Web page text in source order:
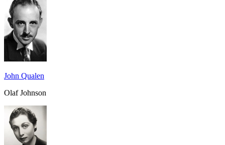
John Qualen
Olaf Johnson